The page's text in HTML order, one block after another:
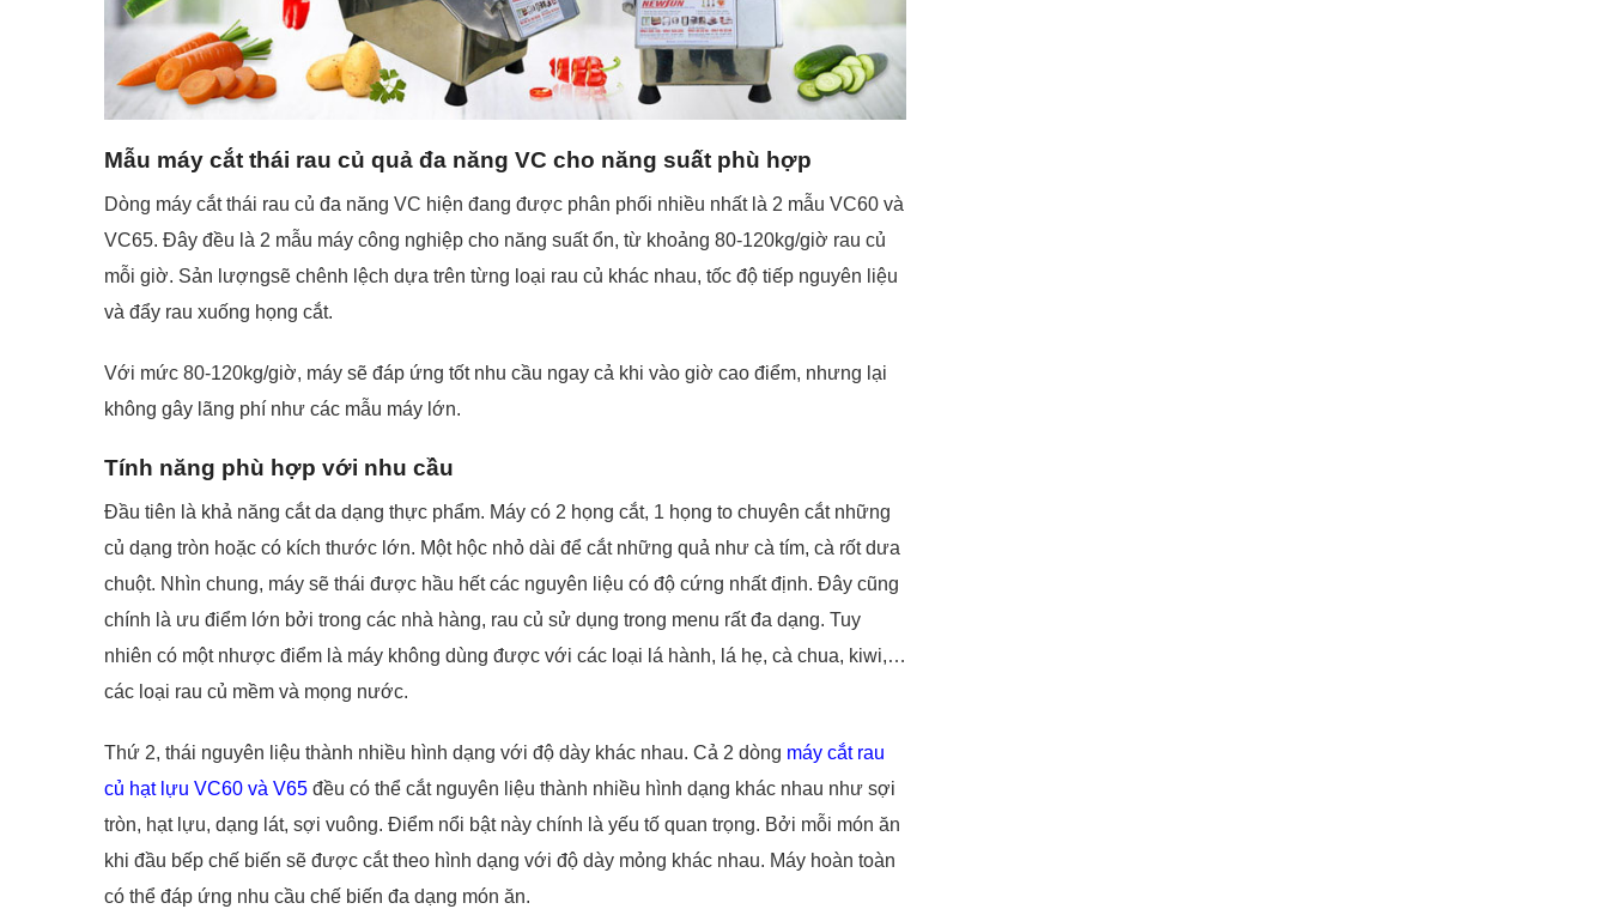
Mẫu máy cắt thái rau củ quả đa năng VC cho năng suất phù hợp
Dòng máy cắt thái rau củ đa năng VC hiện đang được phân phối nhiều nhất là 2 mẫu VC60 và
VC65. Đây đều là 2 mẫu máy công nghiệp cho năng suất ổn, từ khoảng 80-120kg/giờ rau củ
mỗi giờ. Sản lượngsẽ chênh lệch dựa trên từng loại rau củ khác nhau, tốc độ tiếp nguyên liệu
và đẩy rau xuống họng cắt.
Với mức 80-120kg/giờ, máy sẽ đáp ứng tốt nhu cầu ngay cả khi vào giờ cao điểm, nhưng lại
không gây lãng phí như các mẫu máy lớn.
Tính năng phù hợp với nhu cầu
Đầu tiên là khả năng cắt da dạng thực phẩm. Máy có 2 họng cắt, 1 họng to chuyên cắt những
củ dạng tròn hoặc có kích thước lớn. Một hộc nhỏ dài để cắt những quả như cà tím, cà rốt dưa
chuột. Nhìn chung, máy sẽ thái được hầu hết các nguyên liệu có độ cứng nhất định. Đây cũng
chính là ưu điểm lớn bởi trong các nhà hàng, rau củ sử dụng trong menu rất đa dạng. Tuy
nhiên có một nhược điểm là máy không dùng được với các loại lá hành, lá hẹ, cà chua, kiwi,…
các loại rau củ mềm và mọng nước.
Thứ 2, thái nguyên liệu thành nhiều hình dạng với độ dày khác nhau. Cả 2 dòng máy cắt rau
củ hạt lựu VC60 và V65 đều có thể cắt nguyên liệu thành nhiều hình dạng khác nhau như sợi
tròn, hạt lựu, dạng lát, sợi vuông. Điểm nổi bật này chính là yếu tố quan trọng. Bởi mỗi món ăn
khi đầu bếp chế biến sẽ được cắt theo hình dạng với độ dày mỏng khác nhau. Máy hoàn toàn
có thể đáp ứng nhu cầu chế biến đa dạng món ăn.